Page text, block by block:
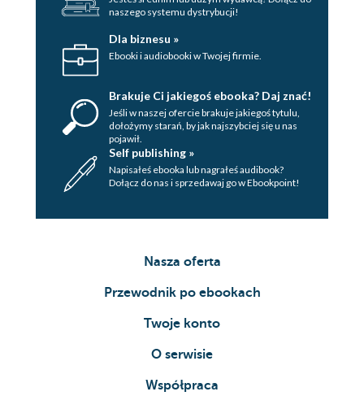
naszego systemu dystrybucji!
Dla biznesu »
Ebooki i audiobooki w Twojej firmie.
Brakuje Ci jakiegoś ebooka? Daj znać!
Jeśli w naszej ofercie brakuje jakiegoś tytulu,
dołożymy starań, by jak najszybciej się u nas
pojawił.
Self publishing »
Napisałeś ebooka lub nagrałeś audibook?
Dołącz do nas i sprzedawaj go w Ebookpoint!
Nasza oferta
Przewodnik po ebookach
Twoje konto
O serwisie
Współpraca